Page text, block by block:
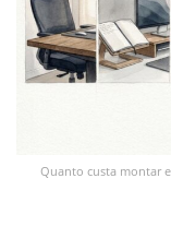
Quanto custa montar